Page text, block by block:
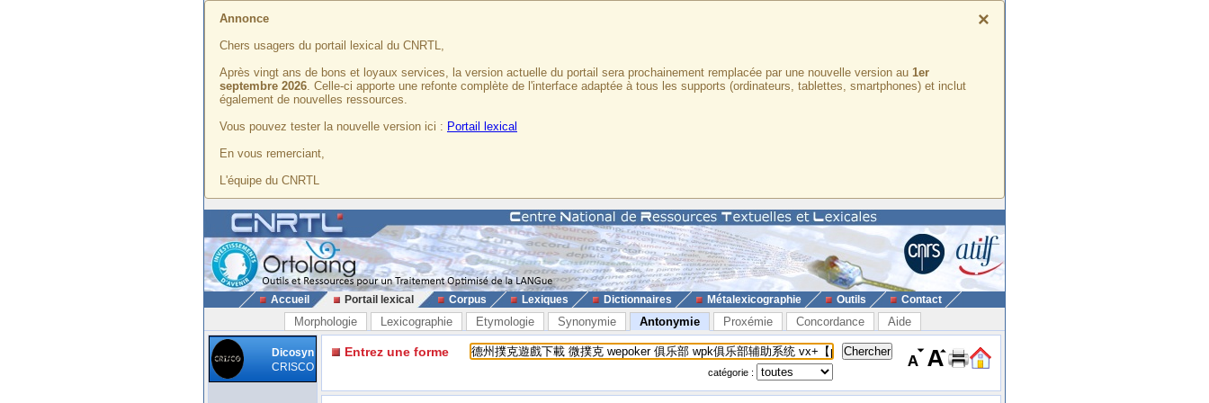
×
Annonce
Chers usagers du portail lexical du CNRTL,
Après vingt ans de bons et loyaux services, la version actuelle du portail sera prochainement remplacée par une nouvelle version au 1er
septembre 2026. Celle-ci apporte une refonte complète de l'interface adaptée à tous les supports (ordinateurs, tablettes, smartphones) et inclut
également de nouvelles ressources.
Vous pouvez tester la nouvelle version ici : Portail lexical
En vous remerciant,
L'équipe du CNRTL
Accueil Portail lexical Corpus Lexiques Dictionnaires Métalexicographie Outils Contact
Morphologie Lexicographie Etymologie Synonymie Antonymie Proxémie Concordance Aide
Dicosyn
CRISCO
Entrez une forme
catégorie :